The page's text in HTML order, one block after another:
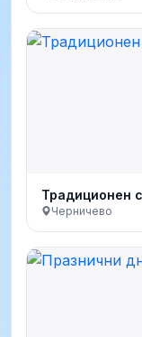
Традиционен
Черничево